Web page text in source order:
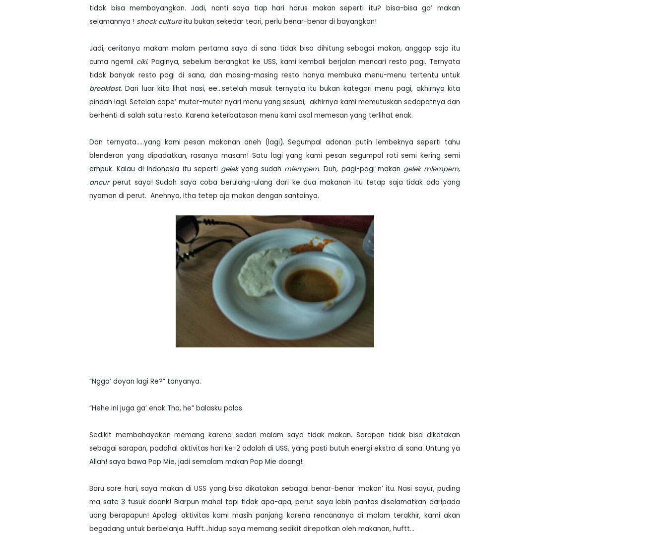
tidak bisa membayangkan. Jadi, nanti saya tiap hari harus makan seperti itu? bisa-bisa ga’ makan
selamannya ! shock cultureitu bukan sekedar teori, perlu benar-benar di bayangkan!
Jadi, ceritanya makam malam pertama saya di sana tidak bisa dihitung sebagai makan, anggap saja itu
cuma ngemil ciki. Paginya, sebelum berangkat ke USS, kami kembali berjalan mencari resto pagi. Ternyata
tidak banyak resto pagi di sana, dan masing-masing resto hanya membuka menu-menu tertentu untuk
breakfast. Dari luar kita lihat nasi, ee...setelah masuk ternyata itu bukan kategori menu pagi, akhirnya kita
pindah lagi. Setelah cape’ muter-muter nyari menu yang sesuai, akhirnya kami memutuskan sedapatnya dan
berhenti di salah satu resto. Karena keterbatasan menu kami asal memesan yang terlihat enak.
Dan ternyata.....yang kami pesan makanan aneh (lagi). Segumpal adonan putih lembeknya seperti tahu
blenderan yang dipadatkan, rasanya masam! Satu lagi yang kami pesan segumpal roti semi kering semi
empuk. Kalau di Indonesia itu seperti gelekyang sudah mlempem. Duh, pagi-pagi makan gelek mlempem,
ancurperut saya! Sudah saya coba berulang-ulang dari ke dua makanan itu tetap saja tidak ada yang
nyaman di perut. Anehnya, Itha tetep aja makan dengan santainya.
“Ngga’ doyan lagi Re?” tanyanya.
“Hehe ini juga ga’ enak Tha, he” balasku polos.
Sedikit membahayakan memang karena sedari malam saya tidak makan. Sarapan tidak bisa dikatakan
sebagai sarapan, padahal aktivitas hari ke-2 adalah di USS, yang pasti butuh energi ekstra di sana. Untung ya
Allah! saya bawa Pop Mie, jadi semalam makan Pop Mie doang!.
Baru sore hari, saya makan di USS yang bisa dikatakan sebagai benar-benar ‘makan’ itu. Nasi sayur, puding
ma sate 3 tusuk doank! Biarpun mahal tapi tidak apa-apa, perut saya lebih pantas diselamatkan daripada
uang berapapun! Apalagi aktivitas kami masih panjang karena rencananya di malam terakhir, kami akan
begadang untuk berbelanja. Hufft...hidup saya memang sedikit direpotkan oleh makanan, huftt...